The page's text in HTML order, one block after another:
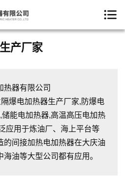
产厂家
热器有限公司
隔爆电加热器生产厂家,防爆电
能电加热器,高温高压电加热
应用于炼油厂、海上平台等
的间接加热电加热器在大庆油
油等大型公司都有应用。